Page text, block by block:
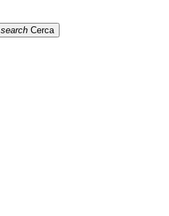
search Cerca